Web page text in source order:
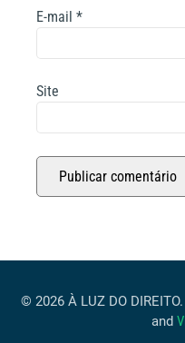
E-mail *
Site
© 2026 À LUZ DO
and